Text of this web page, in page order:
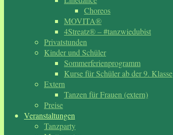
Choreos
MOVITA®
4Streatz® – #tanzwiedubist
Privatstunden
Kinder und Schüler
Sommerferienprogramm
Kurse für Schüler ab der 9. Klasse
Extern
Tanzen für Frauen (extern)
Preise
Veranstaltungen
Tanzparty